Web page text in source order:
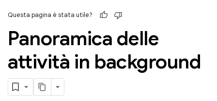
Questa pagina è stata utile?
Panoramica delle
attività in background